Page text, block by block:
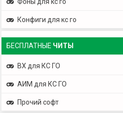
Конфиги для кс го
БЕСПЛАТНЫЕ ЧИТЫ
ВХ для КС ГО
АИМ для КС ГО
Прочий софт